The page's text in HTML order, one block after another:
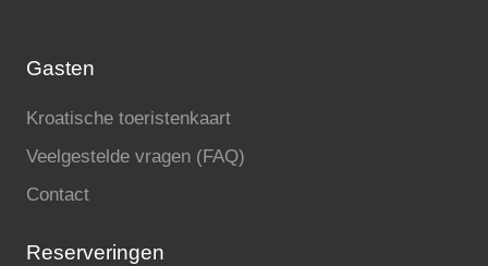
Gasten
Kroatische toeristenkaart
Veelgestelde vragen (FAQ)
Contact
Reserveringen